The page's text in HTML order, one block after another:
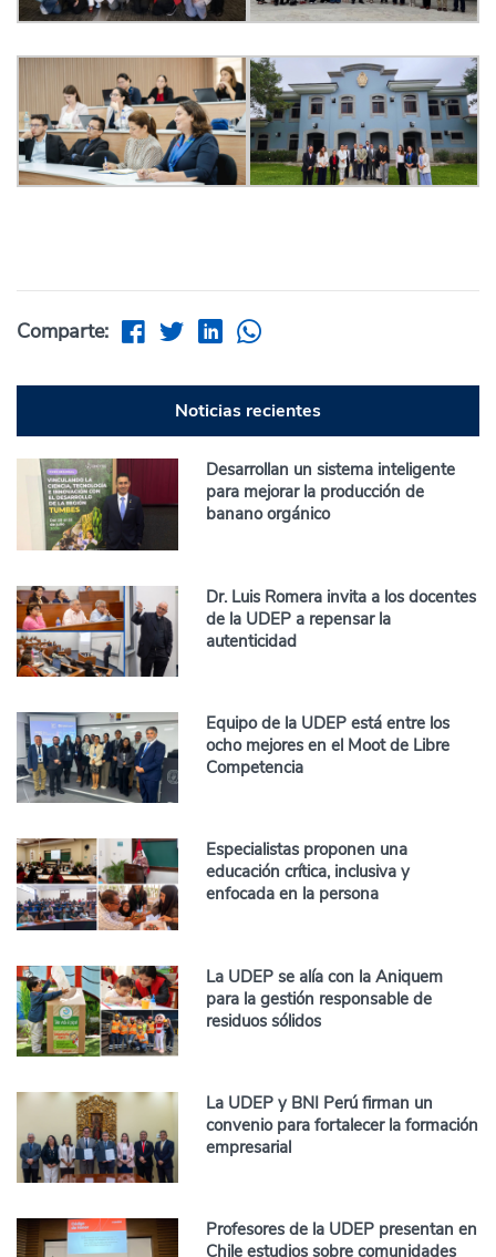
Comparte:
Noticias recientes
Desarrollan un sistema inteligente
para mejorar la producción de
banano orgánico
Dr. Luis Romera invita a los docentes
de la UDEP a repensar la
autenticidad
Equipo de la UDEP está entre los
ocho mejores en el Moot de Libre
Competencia
Especialistas proponen una
educación crítica, inclusiva y
enfocada en la persona
La UDEP se alía con la Aniquem
para la gestión responsable de
residuos sólidos
La UDEP y BNI Perú firman un
convenio para fortalecer la formación
empresarial
Profesores de la UDEP presentan en
Chile estudios sobre comunidades